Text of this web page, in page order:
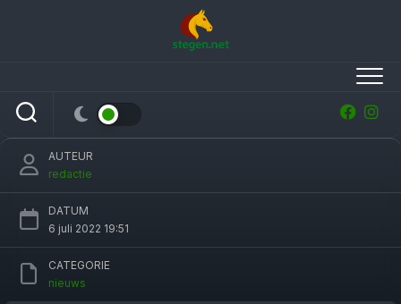
Ommen
AUTEUR
redactie
DATUM
6 juli 2022 19:51
CATEGORIE
nieuws